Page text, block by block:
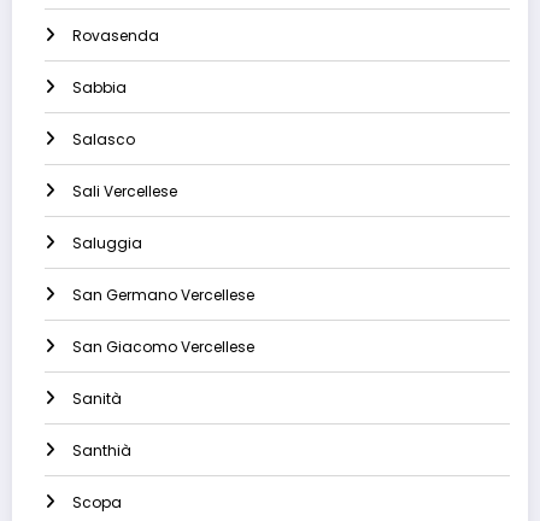
Rovasenda
Sabbia
Salasco
Sali Vercellese
Saluggia
San Germano Vercellese
San Giacomo Vercellese
Sanità
Santhià
Scopa